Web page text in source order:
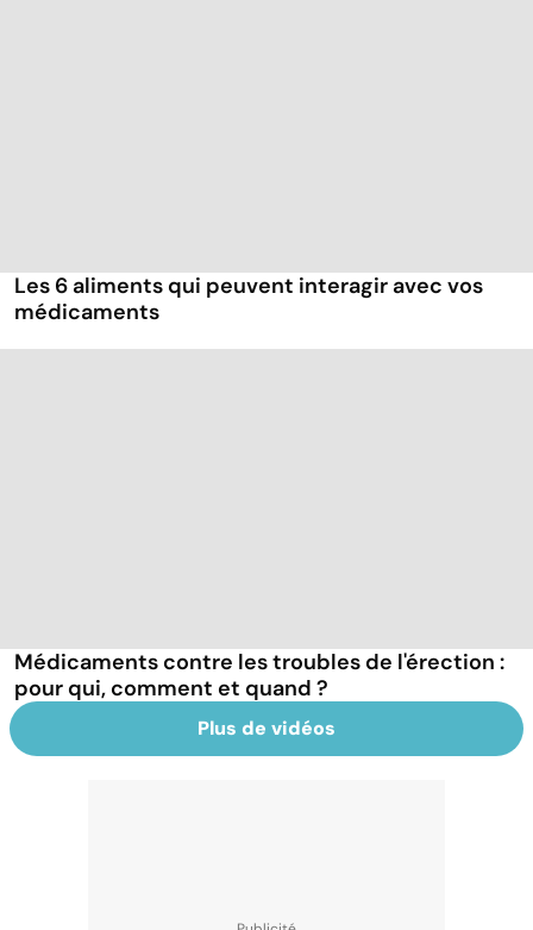
Les 6 aliments qui peuvent interagir avec vos
médicaments
Médicaments contre les troubles de l'érection :
pour qui, comment et quand ?
Plus de vidéos